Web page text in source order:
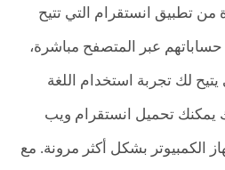
تطبيق انستقرام التي تتيح
عبر المتصفح مباشرة،
لك تجربة استخدام اللغة
يمكنك تحميل انستقرام ويب
الكمبيوتر بشكل أكثر مرونة. مع